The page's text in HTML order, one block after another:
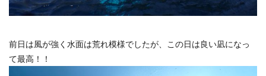
前日は風が強く水面は荒れ模様でしたが、この日は良い凪になっ
て最高！！